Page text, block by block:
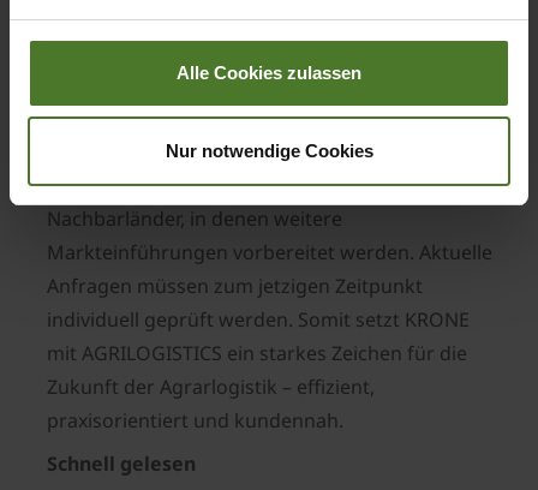
Alle Cookies zulassen
Nur notwendige Cookies
Marktfokus und Ausblick
wurde auf dem deutschen Markt gelegt, wo die
Nachfrage in den letzten Jahren stark gestiegen
ist. Gleichzeitig registriert KRONE wachsendes
Interesse aus den Märkten europäischer
Nachbarländer, in denen weitere
Markteinführungen vorbereitet werden. Aktuelle
Anfragen müssen zum jetzigen Zeitpunkt
individuell geprüft werden. Somit setzt KRONE
mit AGRILOGISTICS ein starkes Zeichen für die
Zukunft der Agrarlogistik – effizient,
praxisorientiert und kundennah.
Schnell gelesen